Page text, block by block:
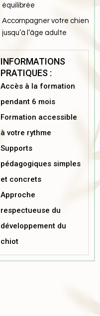
équilibrée
Accompagner votre chien
jusqu’à l’âge adulte
INFORMATIONS
PRATIQUES :
Accès à la formation
pendant 6 mois
Formation accessible
à votre rythme
Supports
pédagogiques simples
et concrets
Approche
respectueuse du
développement du
chiot